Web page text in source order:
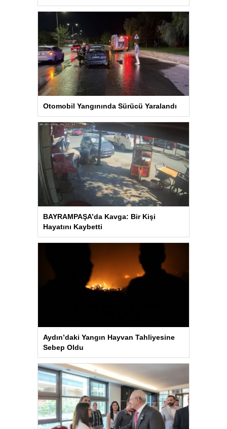
Otomobil Yangınında Sürücü Yaralandı
BAYRAMPAŞA’da Kavga: Bir Kişi
Hayatını Kaybetti
Aydın’daki Yangın Hayvan Tahliyesine
Sebep Oldu